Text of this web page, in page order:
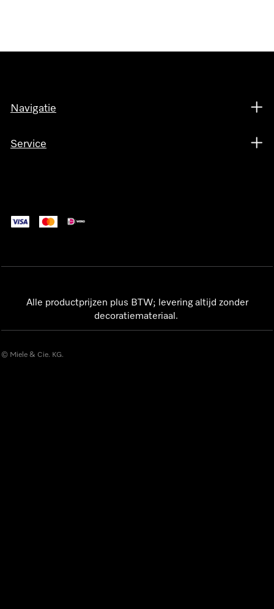
Navigatie
Service
Alle productprijzen plus BTW; levering altijd zonder
decoratiemateriaal.
© Miele & Cie. KG.